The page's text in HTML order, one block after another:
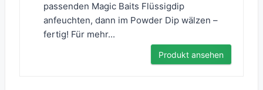
passenden Magic Baits Flüssigdip
anfeuchten, dann im Powder Dip wälzen –
fertig! Für mehr...
Produkt ansehen